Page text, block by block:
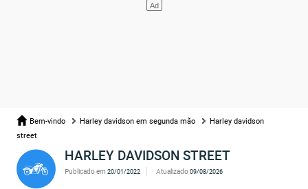
Bem-vindo Harley davidson em segunda mão
Harley davidson
street
HARLEY DAVIDSON STREET
Publicado em 20/01/2022 Atualizado09/08/2026